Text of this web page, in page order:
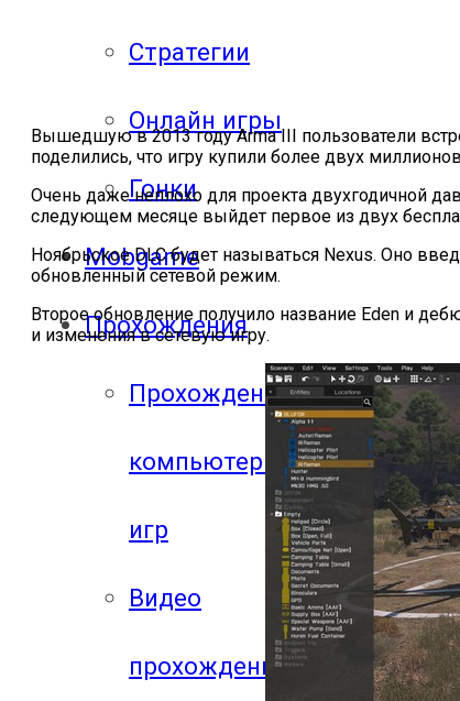
Стратегии
Онлайн игры
Гонки
Mobgame
Прохождения
Прохождения
компьютерных
игр
Видео
прохождения
Вышедшую в 2013 году Arma III пользователи
поделились, что игру купили более двух
Очень даже неплохо для проекта двухгодичной
следующем месяце выйдет первое из двух
Ноябрьское DLC будет называться Nexus. Оно
обновленный сетевой режим.
Второе обновление получило название Eden и
и изменения в сетевую игру.